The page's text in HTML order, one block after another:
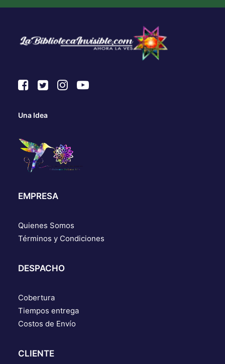
Una Idea
EMPRESA
Quienes Somos
Términos y Condiciones
DESPACHO
Cobertura
Tiempos entrega
Costos de Envío
CLIENTE